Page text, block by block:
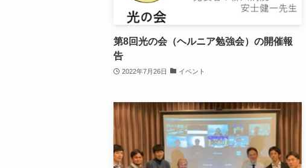
第8回光の会（ヘルニア勉強会）の開催報
告
2022年7月26日 イベント